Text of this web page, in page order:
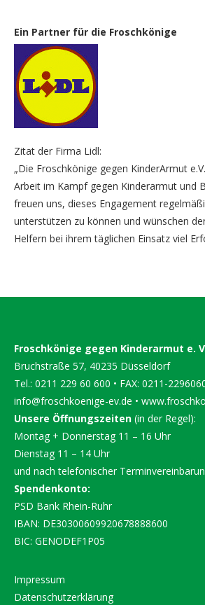
Ein Partner für die Froschkönige
Zitat der Firma Lidl:
„Die Froschkönige gegen KinderArmut
Arbeit im Kampf gegen Kinderarmut und
freuen uns, dieses Engagement
unterstützen zu können und wünschen
Helfern bei ihrem täglichen Einsatz viel
Froschkönige gegen Kinderarmut e.
Bruchstraße 57, 40235 Düsseldorf
Tel.: 0211 229 60 600 • FAX: 0211-
info@froschkoenige-ev.de •
Unsere Öffnungszeiten (in der Regel):
Montag + Donnerstag 11 – 16 Uhr
Dienstag 11 – 14 Uhr
und nach telefonischer
Spendenkonto:
PSD Bank Rhein-Ruhr
IBAN: DE30300609920678888600
BIC: GENODEF1P05
Impressum
Datenschutzerklärung